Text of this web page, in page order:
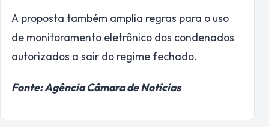
A proposta também amplia regras para o uso
de monitoramento eletrônico dos condenados
autorizados a sair do regime fechado.
Fonte: Agência Câmara de Notícias